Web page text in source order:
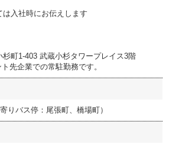
入社時にお伝えします
町1-403 武蔵小杉タワープレイス3階
先企業での常駐勤務です。
りバス停：尾張町、橋場町）